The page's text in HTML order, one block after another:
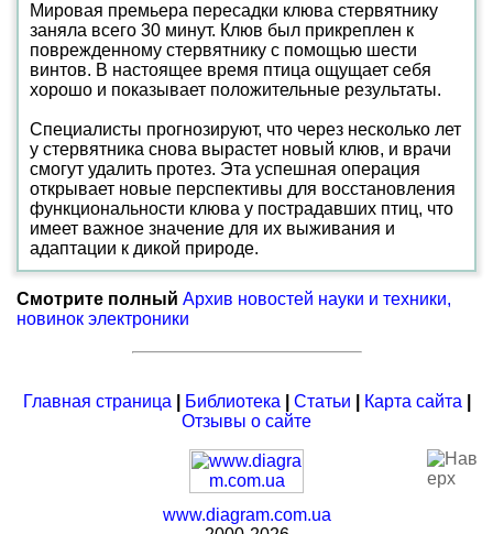
Мировая премьера пересадки клюва стервятнику
заняла всего 30 минут. Клюв был прикреплен к
поврежденному стервятнику с помощью шести
винтов. В настоящее время птица ощущает себя
хорошо и показывает положительные результаты.
Специалисты прогнозируют, что через несколько лет
у стервятника снова вырастет новый клюв, и врачи
смогут удалить протез. Эта успешная операция
открывает новые перспективы для восстановления
функциональности клюва у пострадавших птиц, что
имеет важное значение для их выживания и
адаптации к дикой природе.
Смотрите полный Архив новостей науки и техники,
новинок электроники
Главная страница Библиотека Статьи Карта сайта
Отзывы о сайте
www.diagram.com.ua